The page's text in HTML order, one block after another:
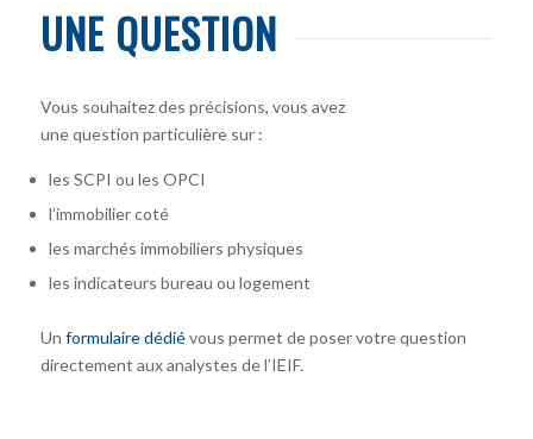
UNE QUESTION
Vous souhaitez des précisions, vous avez
une question particulière sur :
les SCPI ou les OPCI
l’immobilier coté
les marchés immobiliers physiques
les indicateurs bureau ou logement
Un formulaire dédiévous permet de poser votre question
directement aux analystes de l’IEIF.